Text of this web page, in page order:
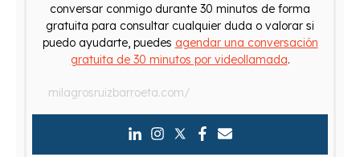
conversar conmigo durante 30 minutos de forma
gratuita para consultar cualquier duda o valorar si
puedo ayudarte, puedes agendar una conversación
gratuita de 30 minutos por videollamada.
milagrosruizbarroeta.com/